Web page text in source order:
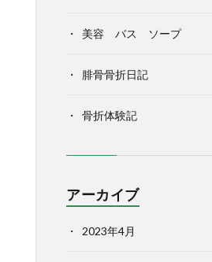
美容 バス ソープ
腓骨骨折日記
骨折体験記
アーカイブ
2023年4月